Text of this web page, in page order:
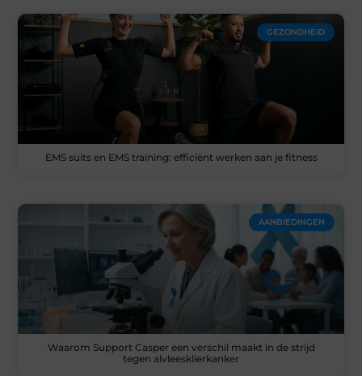
GEZONDHEID
EMS suits en EMS training: efficiënt werken aan je fitness
AANBIEDINGEN
Waarom Support Casper een verschil maakt in de strijd
tegen alvleesklierkanker